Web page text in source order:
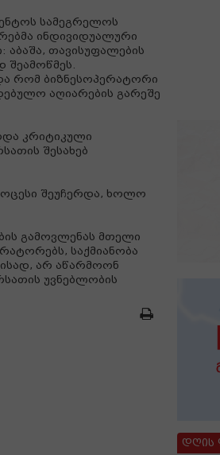
სამეგრელოს
ინდივიდუალური
აბაშა, თავისუფალების
შეამოწმეს.
რომ ბიზნესოპერატორი
აღიარების გარეშე
კრიტიკული
შესახებ
შეუჩერდა, ხოლო
გამოვლენას მთელი
საქმიანობა
არ აწარმოონ
უვნებლობის
დღის